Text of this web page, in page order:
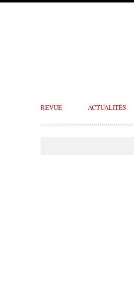
REVUE ACTUALITÉS